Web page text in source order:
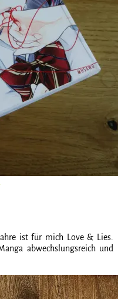
ist für mich Love & Lies.
abwechslungsreich und